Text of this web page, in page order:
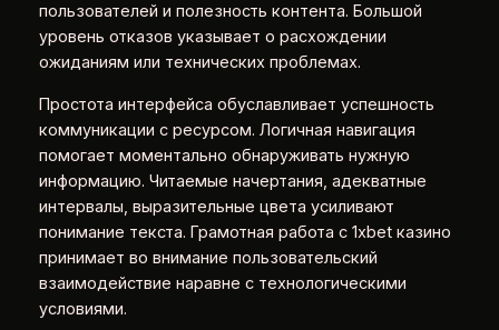
пользователей и полезность контента. Большой
уровень отказов указывает о расхождении
ожиданиям или технических проблемах.
Простота интерфейса обуславливает успешность
коммуникации с ресурсом. Логичная навигация
помогает моментально обнаруживать нужную
информацию. Читаемые начертания, адекватные
интервалы, выразительные цвета усиливают
понимание текста. Грамотная работа с 1xbet казино
принимает во внимание пользовательский
взаимодействие наравне с технологическими
условиями.